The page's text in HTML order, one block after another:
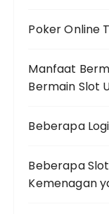
Poker Online
Manfaat
Bermain Slot
Beberapa
Beberapa
Kemenagan